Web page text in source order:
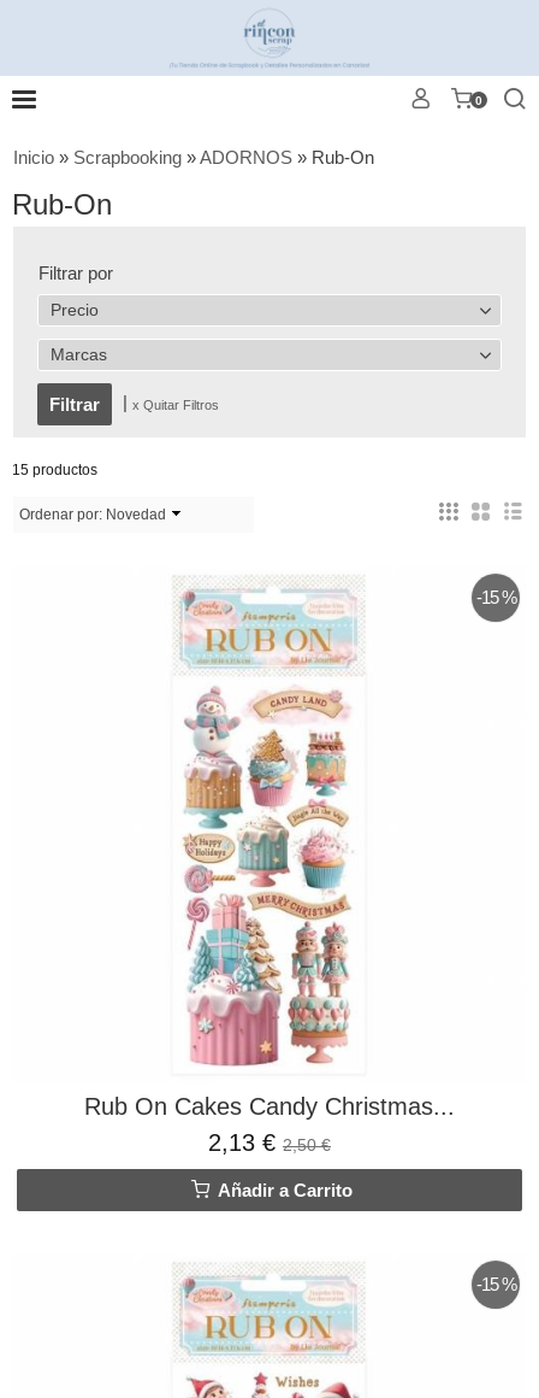
0
Inicio » Scrapbooking »ADORNOS » Rub-On
Rub-On
Filtrar por
Precio
Marcas
x Quitar Filtros
15 productos
Ordenar por: Novedad
-15 %
Rub On Cakes Candy Christmas...
2,13 € 2,50 €
Añadir a Carrito
-15 %